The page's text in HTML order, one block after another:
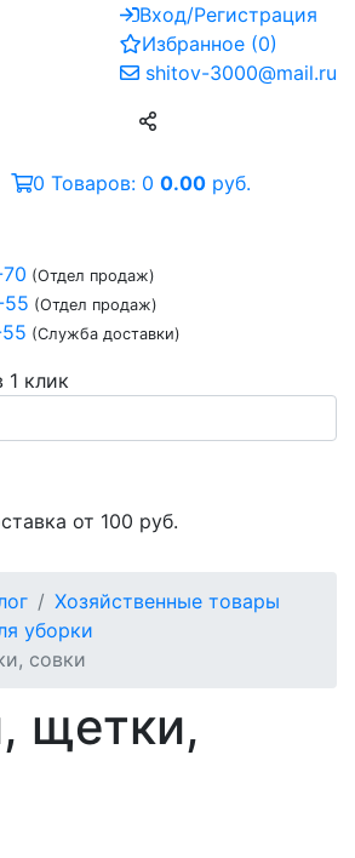
Вход/Регистрация
Избранное (0)
shitov-3000@mail.ru
(Отдел продаж)
(Отдел продаж)
(Служба доставки)
1 клик
от 100 руб.
0 Товаров: 0 0.00 руб.
Хозяйственные товары
уборки
совки
щетки,